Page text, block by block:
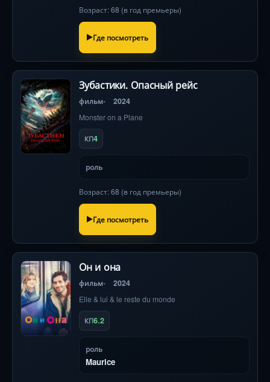
Возраст: 68 (в год премьеры)
Где посмотреть
Зубастики. Опасный рейс
фильм 2024
Monster on a Plane
КП4
роль
Возраст: 68 (в год премьеры)
Где посмотреть
Он и она
фильм 2024
Elle & lui & le reste du monde
КП6.2
роль
Maurice